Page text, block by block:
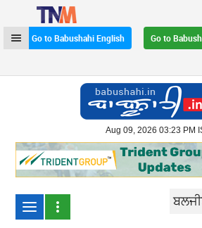
Go to Babushahi English
Go to
Aug 09, 2026 03:23 PM